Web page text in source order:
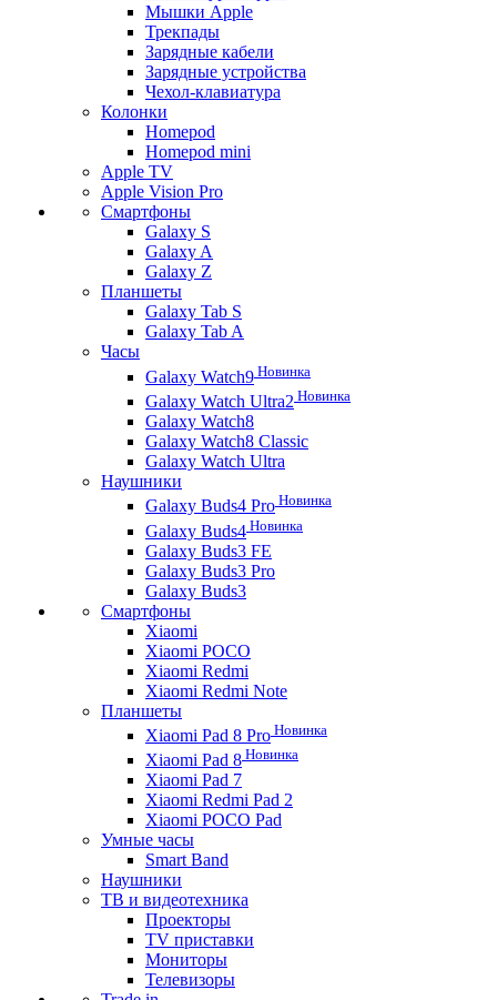
Мышки Apple
Трекпады
Зарядные кабели
Зарядные устройства
Чехол-клавиатура
Колонки
Homepod
Homepod mini
Apple TV
Apple Vision Pro
Смартфоны
Galaxy S
Galaxy A
Galaxy Z
Планшеты
Galaxy Tab S
Galaxy Tab A
Часы
Galaxy Watch9 Новинка
Galaxy Watch Ultra2 Новинка
Galaxy Watch8
Galaxy Watch8 Classic
Galaxy Watch Ultra
Наушники
Galaxy Buds4 Pro Новинка
Galaxy Buds4 Новинка
Galaxy Buds3 FE
Galaxy Buds3 Pro
Galaxy Buds3
Смартфоны
Xiaomi
Xiaomi POCO
Xiaomi Redmi
Xiaomi Redmi Note
Планшеты
Xiaomi Pad 8 Pro Новинка
Xiaomi Pad 8 Новинка
Xiaomi Pad 7
Xiaomi Redmi Pad 2
Xiaomi POCO Pad
Умные часы
Smart Band
Наушники
ТВ и видеотехника
Проекторы
TV приставки
Мониторы
Телевизоры